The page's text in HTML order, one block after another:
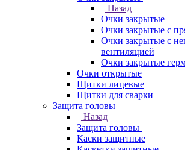
Назад
Очки закрытые
Очки закрытые с
Очки закрытые с
вентиляцией
Очки закрытые
Очки открытые
Щитки лицевые
Щитки для сварки
Защита головы
Назад
Защита головы
Каски защитные